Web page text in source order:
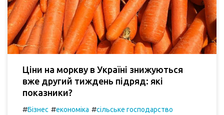
Ціни на моркву в Україні знижуються
вже другий тиждень підряд: які
показники?
#Бізнес #економіка #сільське господарство